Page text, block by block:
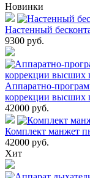
Новинки
Настенный
9300 руб.
Аппаратно-
коррекции
42000 руб.
Комплект манжет
42000 руб.
Хит